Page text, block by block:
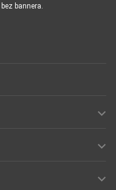
bannera.